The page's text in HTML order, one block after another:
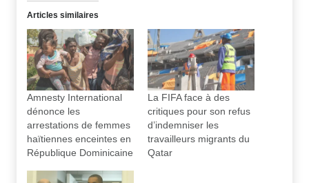
Articles similaires
Amnesty International
dénonce les
arrestations de femmes
haïtiennes enceintes en
République Dominicaine
La FIFA face à des
critiques pour son refus
d’indemniser les
travailleurs migrants du
Qatar